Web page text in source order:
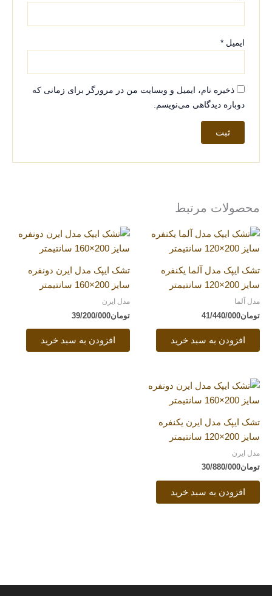
ایمیل*
ذخیره نام، ایمیل و وبسایت من در مرورگر برای زمانی که
دوباره دیدگاهی می‌نویسم.
محصولات مرتبط
تشک ایپک مدل آلما یکنفره
سایز 200×120 سانتیمتر
مدل آلما
تومان41/440/000
افزودن به سبد خرید
تشک ایپک مدل ایرن دونفره
سایز 200×160 سانتیمتر
مدل ایرن
تومان39/200/000
افزودن به سبد خرید
تشک ایپک مدل ایرن یکنفره
سایز 200×120 سانتیمتر
مدل ایرن
تومان30/880/000
افزودن به سبد خرید